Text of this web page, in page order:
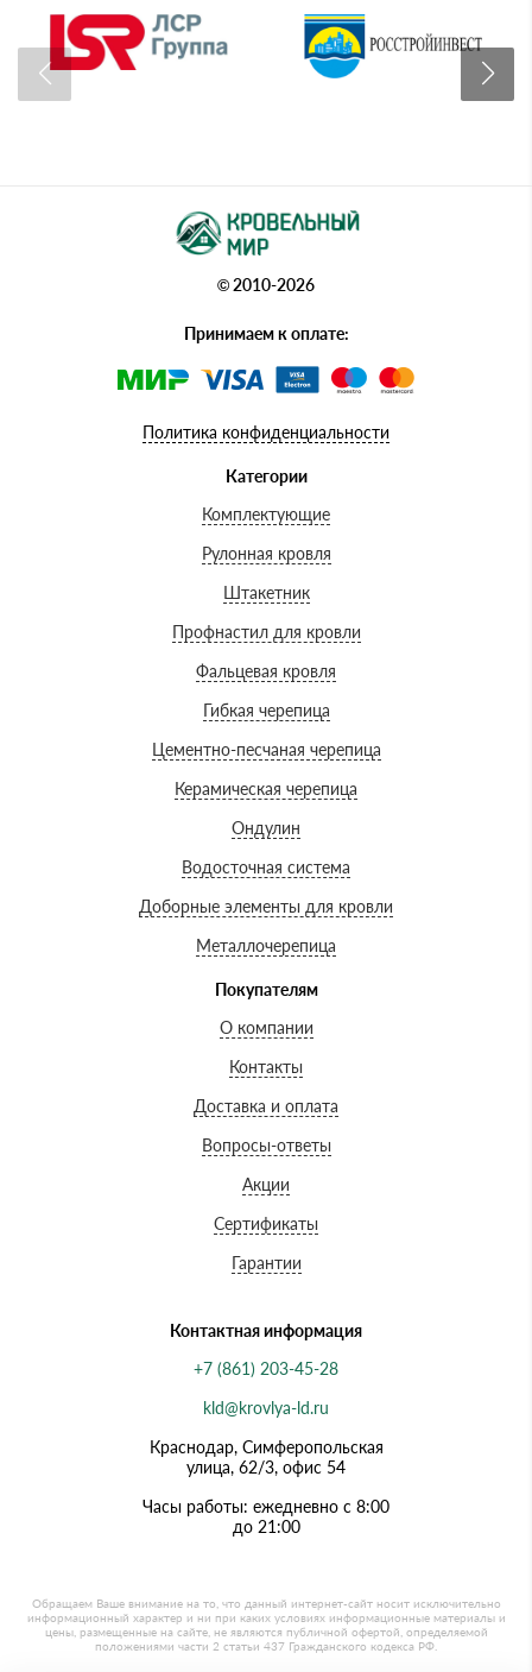
© 2010-2026
Принимаем к оплате:
Политика конфиденциальности
Категории
Комплектующие
Рулонная кровля
Штакетник
Профнастил для кровли
Фальцевая кровля
Гибкая черепица
Цементно-песчаная черепица
Керамическая черепица
Ондулин
Водосточная система
Доборные элементы для кровли
Металлочерепица
Покупателям
О компании
Контакты
Доставка и оплата
Вопросы-ответы
Акции
Сертификаты
Гарантии
Контактная информация
+7 (861) 203-45-28
kld@krovlya-ld.ru
Краснодар, Симферопольская
улица, 62/3, офис 54
Часы работы: ежедневно с 8:00
до 21:00